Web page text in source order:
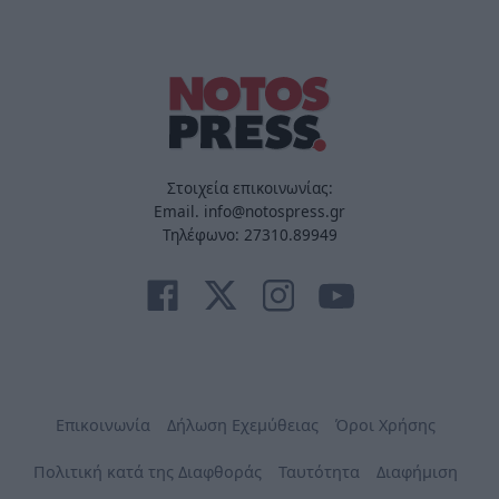
Στοιχεία επικοινωνίας:
Email. info@notospress.gr
Τηλέφωνο: 27310.89949
Επικοινωνία Δήλωση Εχεμύθειας Όροι Χρήσης
Πολιτική κατά της Διαφθοράς Ταυτότητα Διαφήμιση